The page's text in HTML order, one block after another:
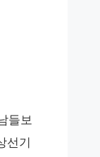
들보
선기